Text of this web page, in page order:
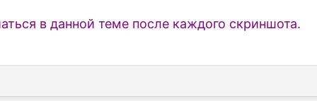
в данной теме после каждого скриншота.